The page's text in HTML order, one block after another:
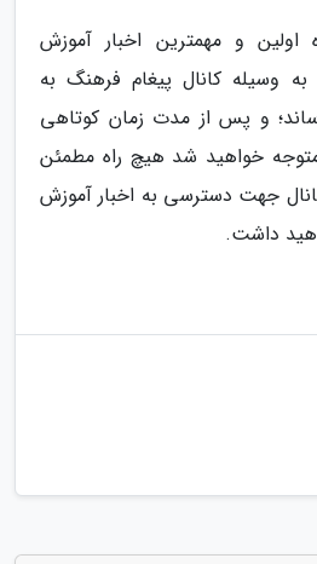
اولین و مهمترین اخبار آموزش
وسیله کانال پیغام فرهنگ به
و پس از مدت زمان کوتاهی
خواهید شد هیچ راه مطمئن
جهت دسترسی به اخبار آموزش
داشت.